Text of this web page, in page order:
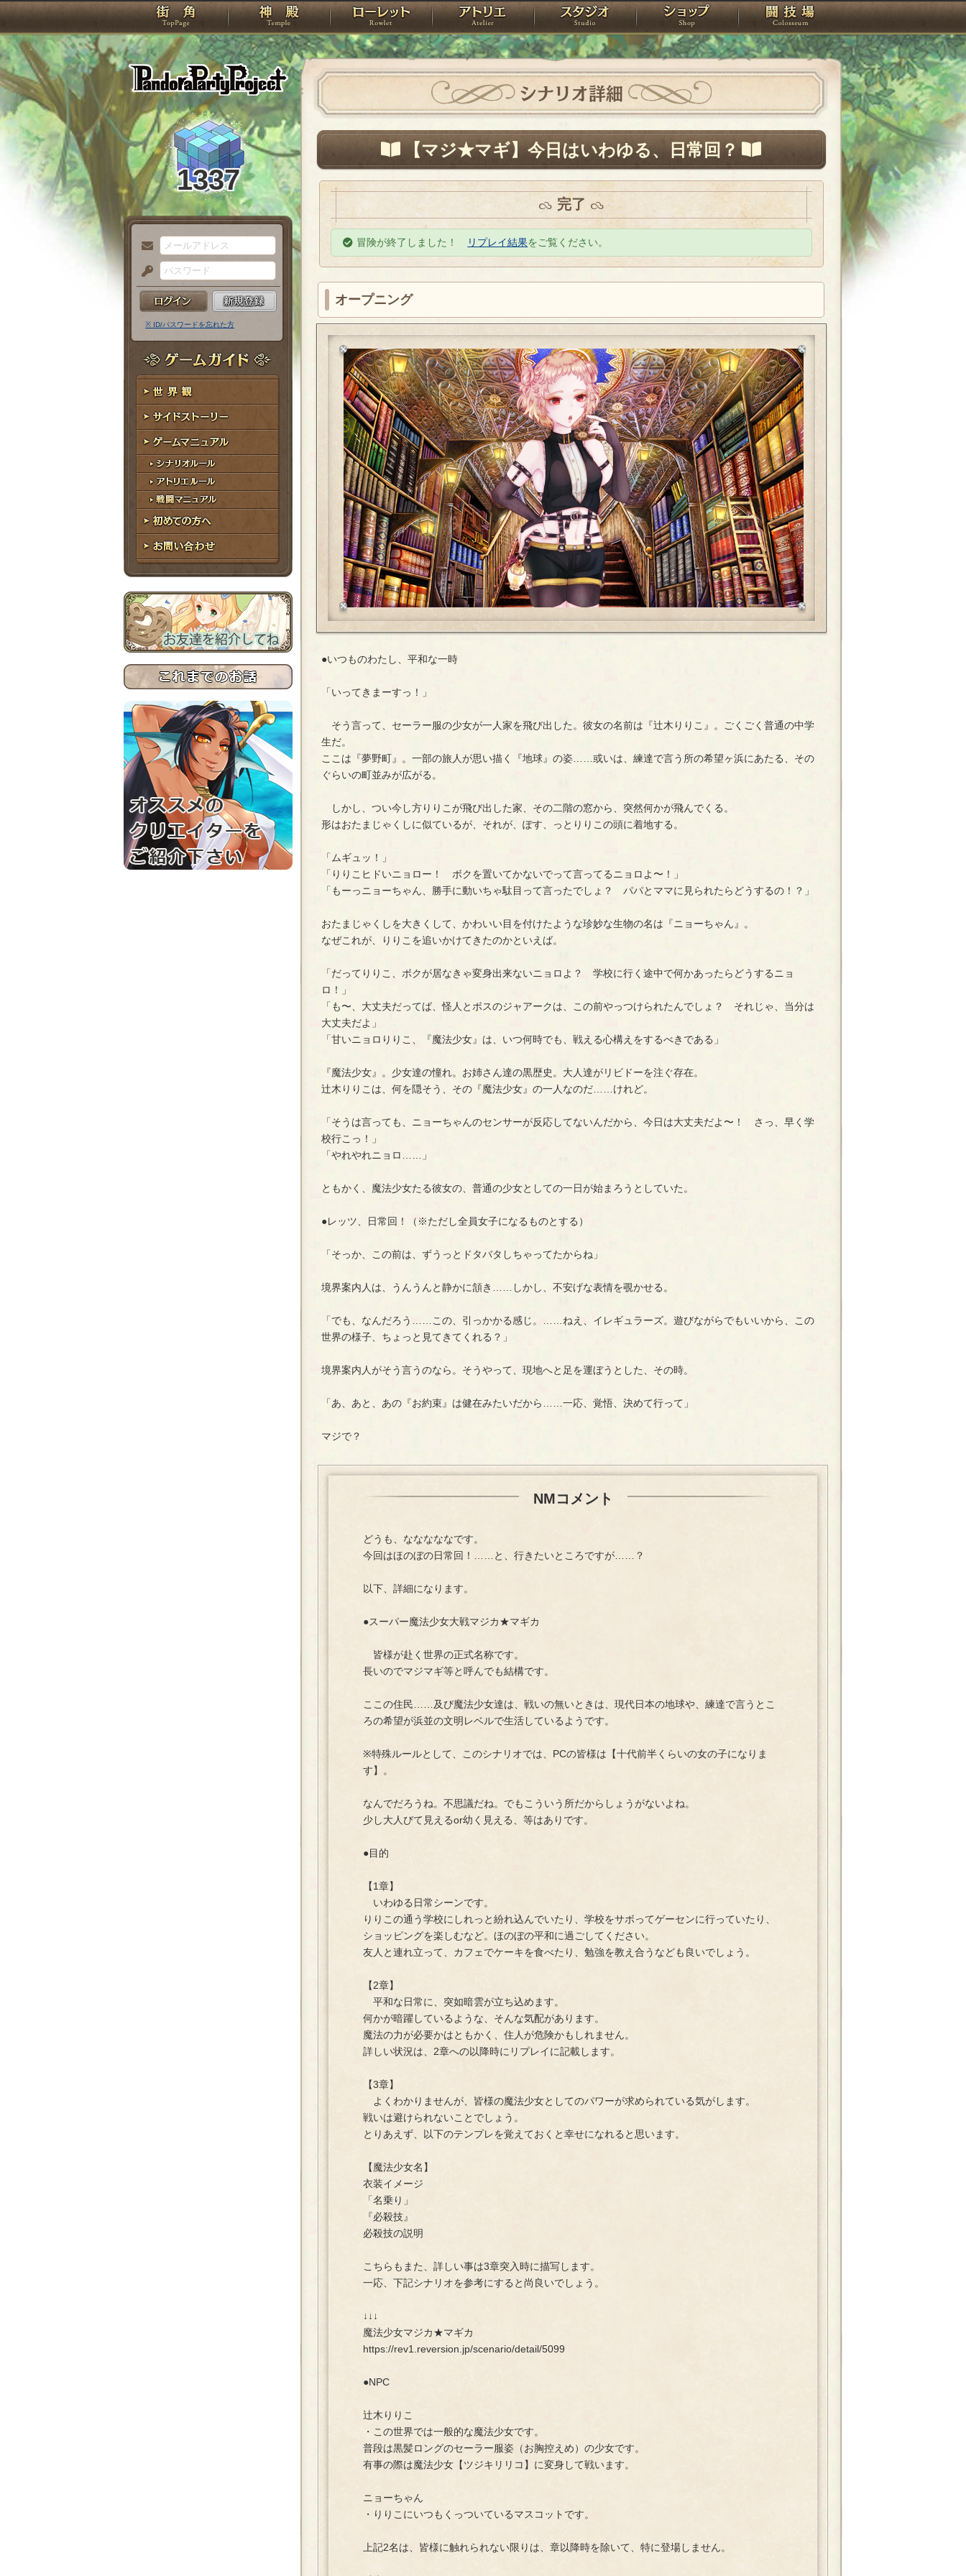
PandoraPartyProject
TOP 神殿 ローレット アトリエ スタジオ ショップ 闘技場
1337
メ
ー
ル
ア
ド
レ
ス
パ
ス
ー
ド
※ ID/パスワードを忘れた方
ゲームガイド
世界観
サイドストーリー
ゲームマニュアル
シナリオルール
アトリエルール
戦闘マニュアル
初めての方へ
お問い合わせ
シナリオ詳細
【マジ★マギ】今日はいわゆる、日常回？
完了
冒険が終了しました！ リプレイ結果をご覧ください。
オープニング
●いつものわたし、平和な一時
「いってきまーすっ！」
そう言って、セーラー服の少女が一人家を飛び出した。彼女の名前は『辻木りりこ』。ごくごく普通の中学
生だ。
ここは『夢野町』。一部の旅人が思い描く『地球』の姿……或いは、練達で言う所の希望ヶ浜にあたる、その
ぐらいの町並みが広がる。
しかし、つい今し方りりこが飛び出した家、その二階の窓から、突然何かが飛んでくる。
形はおたまじゃくしに似ているが、それが、ぽす、っとりりこの頭に着地する。
「ムギュッ！」
「りりこヒドいニョロー！ ボクを置いてかないでって言ってるニョロよ〜！」
「もーっニョーちゃん、勝手に動いちゃ駄目って言ったでしょ？ パパとママに見られたらどうするの！？」
おたまじゃくしを大きくして、かわいい目を付けたような珍妙な生物の名は『ニョーちゃん』。
なぜこれが、りりこを追いかけてきたのかといえば。
「だってりりこ、ボクが居なきゃ変身出来ないニョロよ？ 学校に行く途中で何かあったらどうするニョ
ロ！」
「も〜、大丈夫だってば、怪人とボスのジャアークは、この前やっつけられたんでしょ？ それじゃ、当分は
大丈夫だよ」
「甘いニョロりりこ、『魔法少女』は、いつ何時でも、戦える心構えをするべきである」
『魔法少女』。少女達の憧れ。お姉さん達の黒歴史。大人達がリビドーを注ぐ存在。
辻木りりこは、何を隠そう、その『魔法少女』の一人なのだ……けれど。
「そうは言っても、ニョーちゃんのセンサーが反応してないんだから、今日は大丈夫だよ〜！ さっ、早く学
校行こっ！」
「やれやれニョロ……」
ともかく、魔法少女たる彼女の、普通の少女としての一日が始まろうとしていた。
●レッツ、日常回！（※ただし全員女子になるものとする）
「そっか、この前は、ずうっとドタバタしちゃってたからね」
境界案内人は、うんうんと静かに頷き……しかし、不安げな表情を覗かせる。
「でも、なんだろう……この、引っかかる感じ。……ねえ、イレギュラーズ。遊びながらでもいいから、この
世界の様子、ちょっと見てきてくれる？」
境界案内人がそう言うのなら。そうやって、現地へと足を運ぼうとした、その時。
「あ、あと、あの『お約束』は健在みたいだから……一応、覚悟、決めて行って」
マジで？
NMコメント
どうも、なななななです。
今回はほのぼの日常回！……と、行きたいところですが……？
以下、詳細になります。
●スーパー魔法少女大戦マジカ★マギカ
皆様が赴く世界の正式名称です。
長いのでマジマギ等と呼んでも結構です。
ここの住民……及び魔法少女達は、戦いの無いときは、現代日本の地球や、練達で言うとこ
ろの希望が浜並の文明レベルで生活しているようです。
※特殊ルールとして、このシナリオでは、PCの皆様は【十代前半くらいの女の子になりま
す】。
なんでだろうね。不思議だね。でもこういう所だからしょうがないよね。
少し大人びて見えるor幼く見える、等はありです。
●目的
【1章】
いわゆる日常シーンです。
りりこの通う学校にしれっと紛れ込んでいたり、学校をサボってゲーセンに行っていたり、
ショッピングを楽しむなど。ほのぼの平和に過ごしてください。
友人と連れ立って、カフェでケーキを食べたり、勉強を教え合うなども良いでしょう。
【2章】
平和な日常に、突如暗雲が立ち込めます。
何かが暗躍しているような、そんな気配があります。
魔法の力が必要かはともかく、住人が危険かもしれません。
詳しい状況は、2章への以降時にリプレイに記載します。
【3章】
よくわかりませんが、皆様の魔法少女としてのパワーが求められている気がします。
戦いは避けられないことでしょう。
とりあえず、以下のテンプレを覚えておくと幸せになれると思います。
【魔法少女名】
衣装イメージ
「名乗り」
『必殺技』
必殺技の説明
こちらもまた、詳しい事は3章突入時に描写します。
一応、下記シナリオを参考にすると尚良いでしょう。
↓↓↓
魔法少女マジカ★マギカ
https://rev1.reversion.jp/scenario/detail/5099
●NPC
辻木りりこ
・この世界では一般的な魔法少女です。
普段は黒髪ロングのセーラー服姿（お胸控えめ）の少女です。
有事の際は魔法少女【ツジキリリコ】に変身して戦います。
ニョーちゃん
・りりこにいつもくっついているマスコットです。
上記2名は、皆様に触れられない限りは、章以降時を除いて、特に登場しません。